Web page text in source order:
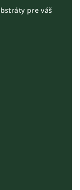
pre váš